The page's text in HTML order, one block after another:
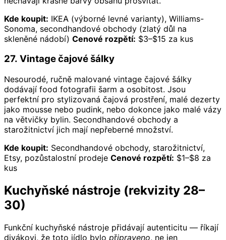
Kde koupit: IKEA (výborné levné varianty), Williams-
Sonoma, secondhandové obchody (zlatý důl na
skleněné nádobí) Cenové rozpětí: $3–$15 za kus
27. Vintage čajové šálky
Nesourodé, ručně malované vintage čajové šálky
dodávají food fotografii šarm a osobitost. Jsou
perfektní pro stylizovaná čajová prostření, malé dezerty
jako mousse nebo pudink, nebo dokonce jako malé vázy
na větvičky bylin. Secondhandové obchody a
starožitnictví jich mají nepřeberné množství.
Kde koupit: Secondhandové obchody, starožitnictví,
Etsy, pozůstalostní prodeje Cenové rozpětí: $1–$8 za
kus
Kuchyňské nástroje (rekvizity 28–
30)
Funkční kuchyňské nástroje přidávají autenticitu — říkají
divákovi, že toto jídlo bylo připraveno, ne jen